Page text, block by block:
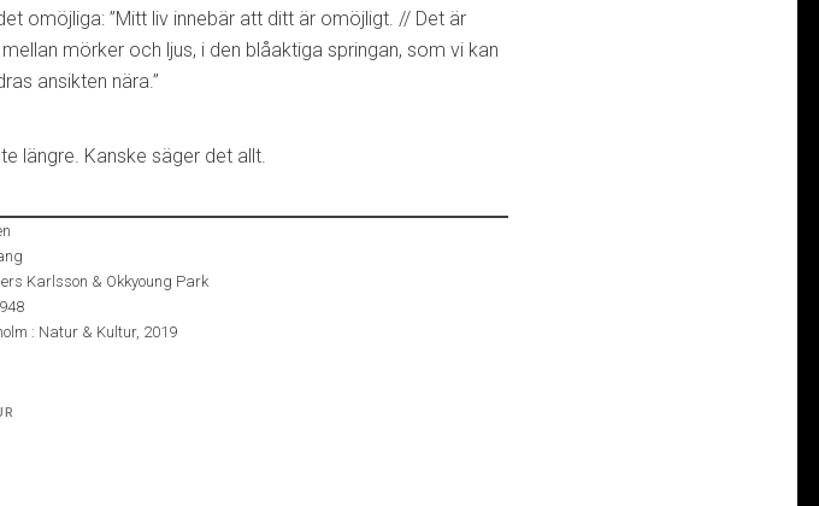
omöjliga: ”Mitt liv innebär att ditt är omöjligt. // Det är
mörker och ljus, i den blåaktiga springan, som vi kan
ansikten nära.”
längre. Kanske säger det allt.
Karlsson & Okkyoung Park
: Natur & Kultur, 2019